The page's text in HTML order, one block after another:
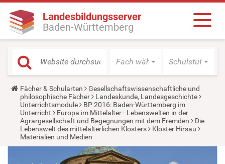
Landesbildungsserver
Baden-Württemberg
Fach wählen Schulstufe
Y
o
u
a
r
e
h
e
Fächer & Schularten
Gesellschaftswissenschaftliche und
philosophische Fächer
Landeskunde, Landesgeschichte
Unterrichtsmodule
BP 2016: Baden-Württemberg im
Unterricht
Europa im Mittelalter - Lebenswelten in der
Agrargesellschaft und Begegnungen mit dem Fremden
Die
Lebenswelt des mittelalterlichen Klosters
Kloster Hirsau
Materialien und Medien